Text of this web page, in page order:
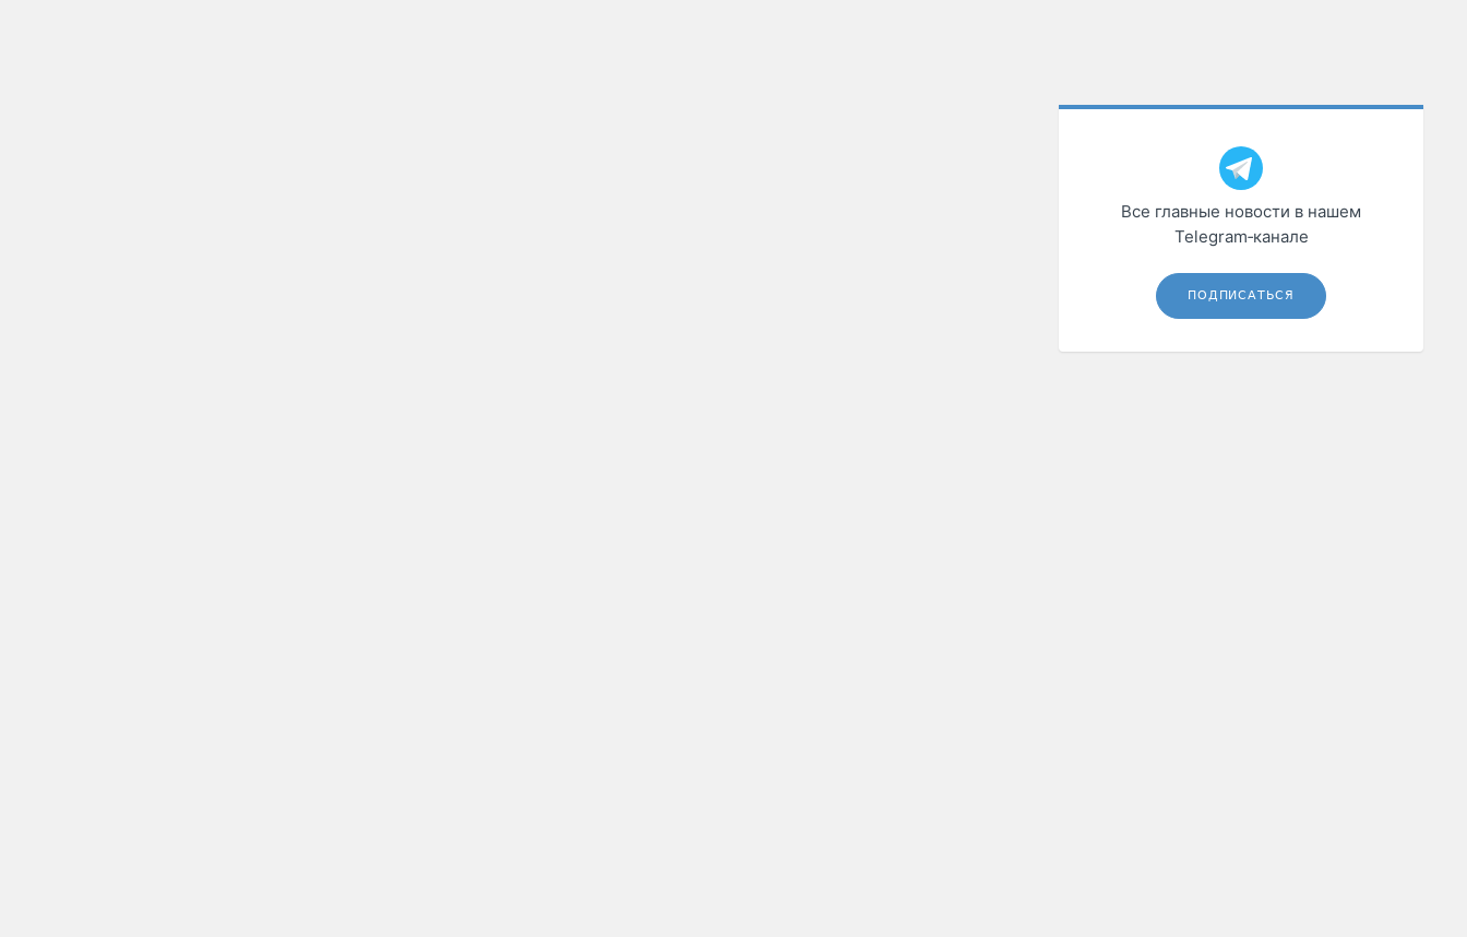
Все главные новости в нашем
Telegram‑канале
ПОДПИСАТЬСЯ